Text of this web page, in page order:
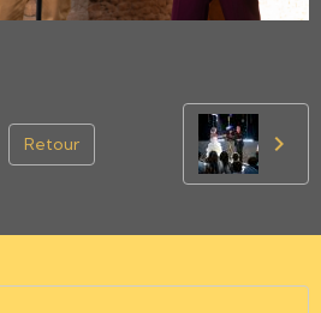
Retour